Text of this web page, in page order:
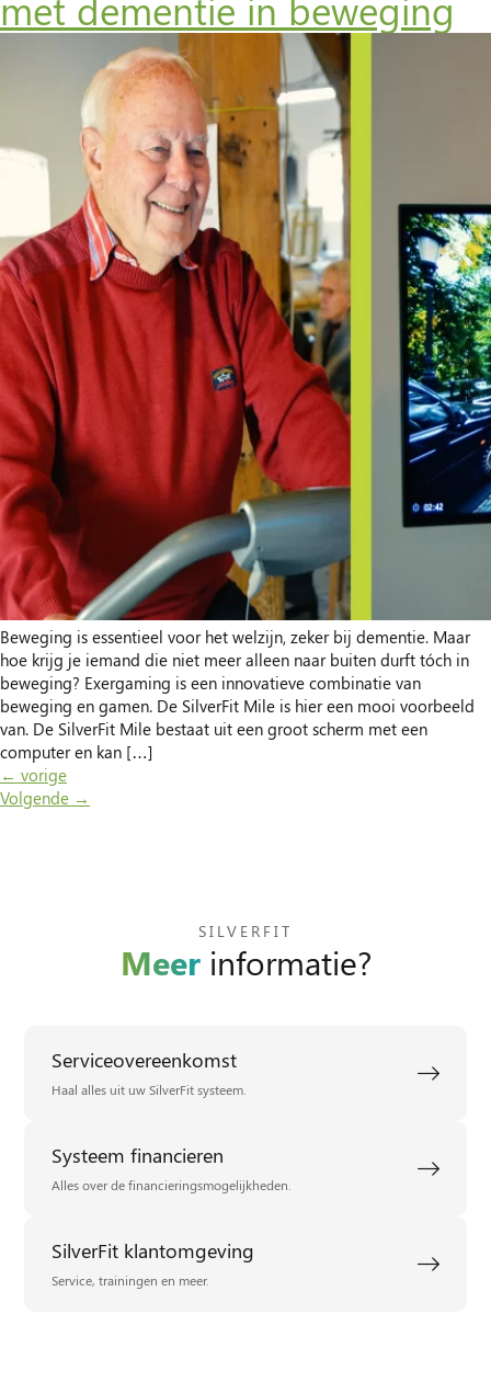
met dementie in beweging
Beweging is essentieel voor het welzijn, zeker bij dementie. Maar
hoe krijg je iemand die niet meer alleen naar buiten durft tóch in
beweging? Exergaming is een innovatieve combinatie van
beweging en gamen. De SilverFit Mile is hier een mooi voorbeeld
van. De SilverFit Mile bestaat uit een groot scherm met een
computer en kan […]
← vorige
Volgende →
SILVERFIT
Meerinformatie?
Serviceovereenkomst
Haal alles uit uw SilverFit systeem.
Systeem financieren
Alles over de financieringsmogelijkheden.
SilverFit klantomgeving
Service, trainingen en meer.